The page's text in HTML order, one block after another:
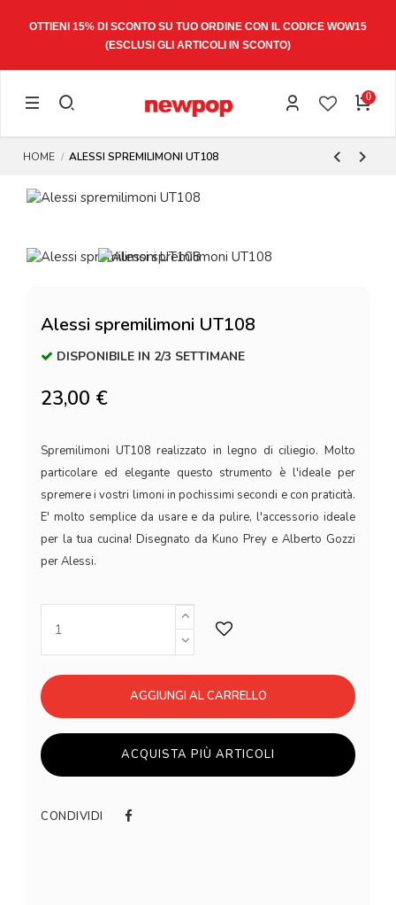
SPEDIZIONE ESPRESSA 1-3 GIORNI LAVORATIVI
0
HOME ALESSI SPREMILIMONI UT108
Alessi spremilimoni UT108
DISPONIBILE IN 2/3 SETTIMANE
23,00 €
Spremilimoni UT108 realizzato in legno di ciliegio. Molto
particolare ed elegante questo strumento è l'ideale per
spremere i vostri limoni in pochissimi secondi e con praticità.
E' molto semplice da usare e da pulire, l'accessorio ideale
per la tua cucina! Disegnato da Kuno Prey e Alberto Gozzi
per Alessi.
AGGIUNGI AL CARRELLO
ACQUISTA PIÙ ARTICOLI
CONDIVIDI